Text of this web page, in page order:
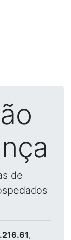
de
,